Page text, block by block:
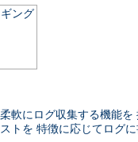
ング
軟にログ収集する機能
トを 特徴に応じてログ